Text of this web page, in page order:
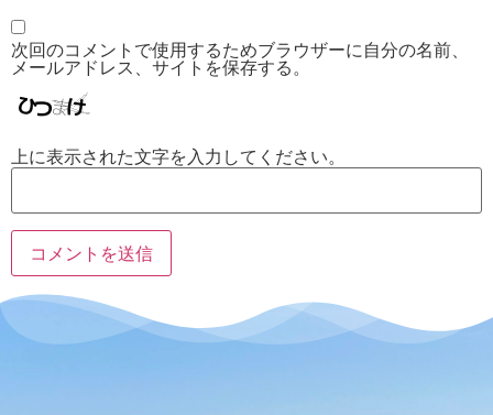
次回のコメントで使用するためブラウザーに自分の名前、
メールアドレス、サイトを保存する。
上に表示された文字を入力してください。